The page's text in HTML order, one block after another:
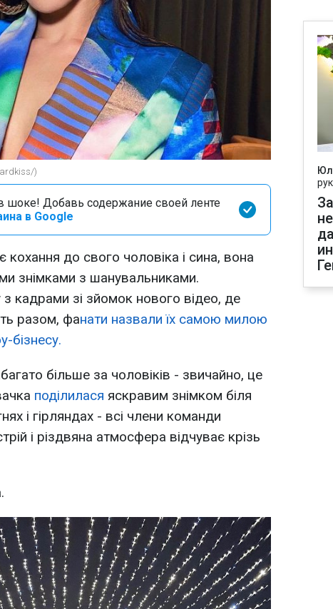
)
шоке! Добавь содержание своей ленте
в Google
кохання до свого чоловіка і сина, вона
знімками з шанувальниками.
з кадрами зі зйомок нового відео, де
разом, фанати назвали їх самою милою
бізнесу.
більше за чоловіків - звичайно, це
поділилася яскравим знімком біля
і гірляндах - всі члени команди
і різдвяна атмосфера відчуває крізь